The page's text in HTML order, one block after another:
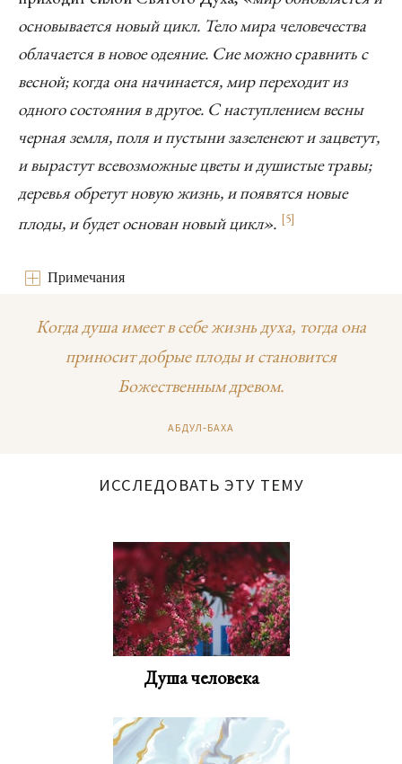
основывается новый цикл. Тело мира человечества
облачается в новое одеяние. Сие можно сравнить с
весной; когда она начинается, мир переходит из
одного состояния в другое. С наступлением весны
черная земля, поля и пустыни зазеленеют и зацветут,
и вырастут всевозможные цветы и душистые травы;
деревья обретут новую жизнь, и появятся новые
плоды, и будет основан новый цикл». [5]
Примечания
Когда душа имеет в себе жизнь духа, тогда она
приносит добрые плоды и становится
Божественным древом.
АБДУЛ‑БАХА
ИССЛЕДОВАТЬ ЭТУ ТЕМУ
Душа человека